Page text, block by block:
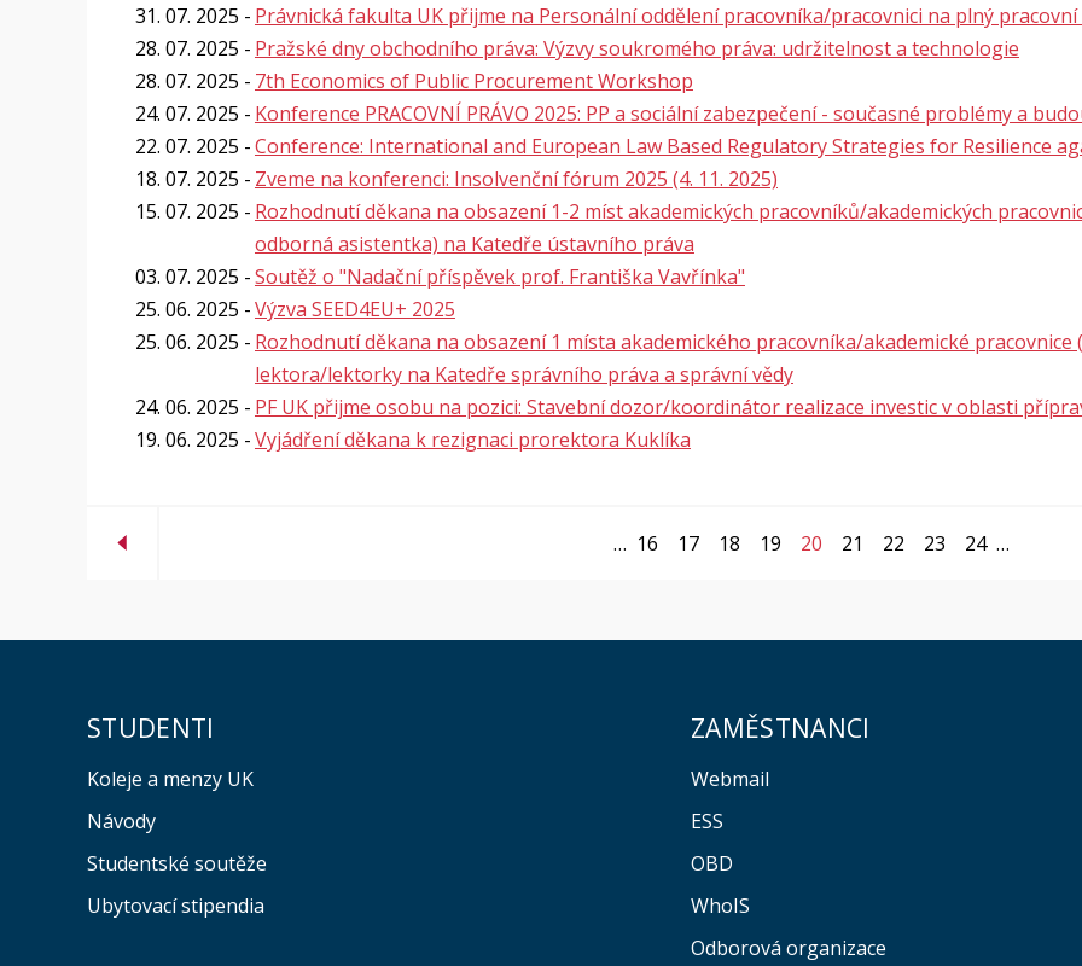
31. 07. 2025
Právnická fakulta UK přijme na Personální oddělení pracovníka/pracovnici na plný
28. 07. 2025
Pražské dny obchodního práva: Výzvy soukromého práva: udržitelnost a technologie
28. 07. 2025
7th Economics of Public Procurement Workshop
24. 07. 2025
Konference PRACOVNÍ PRÁVO 2025: PP a sociální zabezpečení - současné problémy a
22. 07. 2025
Conference: International and European Law Based Regulatory Strategies for Resilience
18. 07. 2025
Zveme na konferenci: Insolvenční fórum 2025 (4. 11. 2025)
15. 07. 2025
Rozhodnutí děkana na obsazení 1-2 míst akademických pracovníků/akademických
odborná asistentka) na Katedře ústavního práva
03. 07. 2025
Soutěž o "Nadační příspěvek prof. Františka Vavřínka"
25. 06. 2025
Výzva SEED4EU+ 2025
25. 06. 2025
Rozhodnutí děkana na obsazení 1 místa akademického pracovníka/akademické
lektora/lektorky na Katedře správního práva a správní vědy
24. 06. 2025
PF UK přijme osobu na pozici: Stavební dozor/koordinátor realizace investic v oblasti
19. 06. 2025
Vyjádření děkana k rezignaci prorektora Kuklíka
… 16 17 18 19 20 21 22 23 24 …
STUDENTI
Koleje a menzy UK
Návody
Studentské soutěže
Ubytovací stipendia
ZAMĚSTNANCI
Webmail
ESS
OBD
WhoIS
Odborová organizace